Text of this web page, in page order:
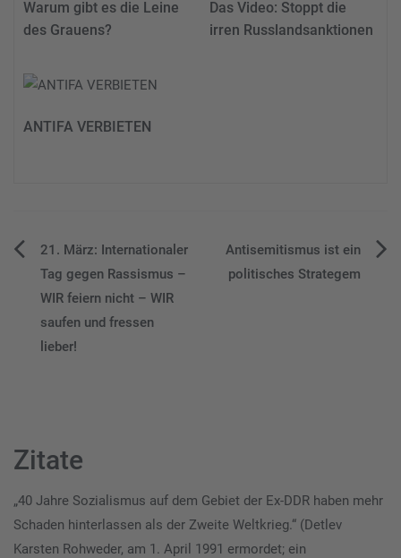
Warum gibt es die Leine
des Grauens?
Das Video: Stoppt die
irren Russlandsanktionen
ANTIFA VERBIETEN
Beitragsnavigation
21. März: Internationaler
Tag gegen Rassismus –
WIR feiern nicht – WIR
saufen und fressen
lieber!
Antisemitismus ist ein
politisches Strategem
Zitate
„40 Jahre Sozialismus auf dem Gebiet der Ex-DDR haben mehr
Schaden hinterlassen als der Zweite Weltkrieg.“ (Detlev
Karsten Rohweder, am 1. April 1991 ermordet; ein